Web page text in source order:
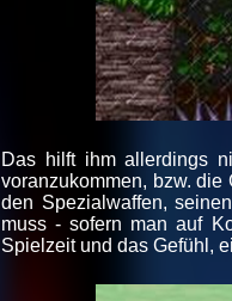
Das hilft ihm allerdings
voranzukommen, bzw.
den Spezialwaffen,
muss - sofern man auf
Spielzeit und das Gefühl,